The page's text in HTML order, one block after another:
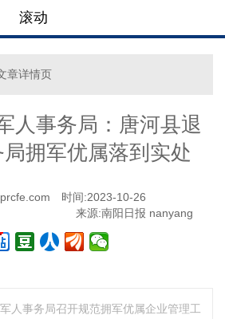
滚动
章详情页
人事务局：唐河县退
拥军优属落到实处
时间:2023-10-26
来源:南阳日报 nanyang
人事务局召开规范拥军优属企业管理工